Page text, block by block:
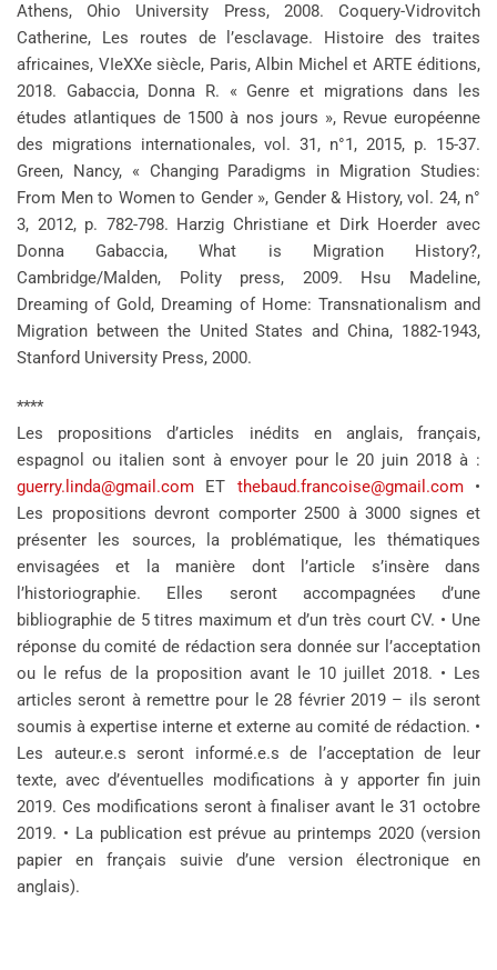
Athens, Ohio University Press, 2008. Coquery-Vidrovitch
Catherine, Les routes de l’esclavage. Histoire des traites
africaines, VIeXXe siècle, Paris, Albin Michel et ARTE éditions,
2018. Gabaccia, Donna R. « Genre et migrations dans les
études atlantiques de 1500 à nos jours », Revue européenne
des migrations internationales, vol. 31, n°1, 2015, p. 15-37.
Green, Nancy, « Changing Paradigms in Migration Studies:
From Men to Women to Gender », Gender & History, vol. 24, n°
3, 2012, p. 782-798. Harzig Christiane et Dirk Hoerder avec
Donna Gabaccia, What is Migration History?,
Cambridge/Malden, Polity press, 2009. Hsu Madeline,
Dreaming of Gold, Dreaming of Home: Transnationalism and
Migration between the United States and China, 1882-1943,
Stanford University Press, 2000.
****
Les propositions d’articles inédits en anglais, français,
espagnol ou italien sont à envoyer pour le 20 juin 2018 à :
guerry.linda@gmail.com ET thebaud.francoise@gmail.com•
Les propositions devront comporter 2500 à 3000 signes et
présenter les sources, la problématique, les thématiques
envisagées et la manière dont l’article s’insère dans
l’historiographie. Elles seront accompagnées d’une
bibliographie de 5 titres maximum et d’un très court CV. • Une
réponse du comité de rédaction sera donnée sur l’acceptation
ou le refus de la proposition avant le 10 juillet 2018. • Les
articles seront à remettre pour le 28 février 2019 – ils seront
soumis à expertise interne et externe au comité de rédaction. •
Les auteur.e.s seront informé.e.s de l’acceptation de leur
texte, avec d’éventuelles modifications à y apporter fin juin
2019. Ces modifications seront à finaliser avant le 31 octobre
2019. • La publication est prévue au printemps 2020 (version
papier en français suivie d’une version électronique en
anglais).